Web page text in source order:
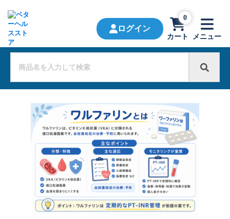
ログイン
カート
0
メニュー